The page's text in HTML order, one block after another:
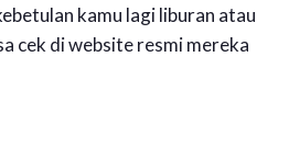
kamu lagi liburan atau
cek di website resmi mereka